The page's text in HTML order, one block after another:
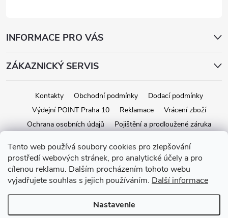
Tento web používá soubory cookies pro zlepšování
prostředí webových stránek, pro analytické účely a pro
cílenou reklamu. Dalším procházením tohoto webu
vyjadřujete souhlas s jejich používáním. Další informace
Nastavenie
INFORMACE PRO VÁS
ZÁKAZNICKÝ SERVIS
Kontakty Obchodní podmínky
Dodací podmínky
Výdejní POINT Praha 10
Reklamace
Vrácení zboží
Ochrana osobních údajů
Pojištění a prodloužené záruka
Vytvoril Shoptet
Copyright 2026iStage.cz. Všetky práva vyhradené. Upraviť nastavenie
cookies